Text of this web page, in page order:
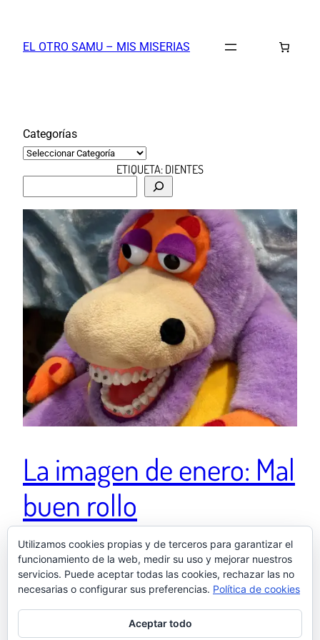
contenido
EL OTRO SAMU – MIS MISERIAS
Categorías
ETIQUETA:DIENTES
s
c
r
La imagen de enero: Mal
buen rollo
Ver esta publicación en Instagram Una publicación
compartida de El otro Samu (@elotrosamu)
1 febrero, 2023
Utilizamos cookies propias y de terceros para garantizar el
funcionamiento de la web, medir su uso y mejorar nuestros
servicios. Puede aceptar todas las cookies, rechazar las no
necesarias o configurar sus preferencias. Política de cookies
Aceptar todo